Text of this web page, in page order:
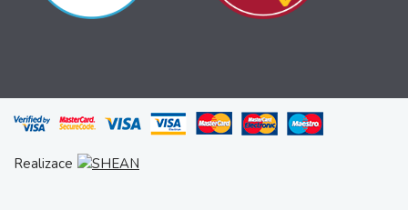
Realizace